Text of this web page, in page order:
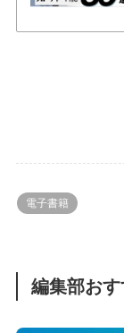
電子書籍
編集部おす